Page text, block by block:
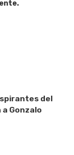
del
Gonzalo